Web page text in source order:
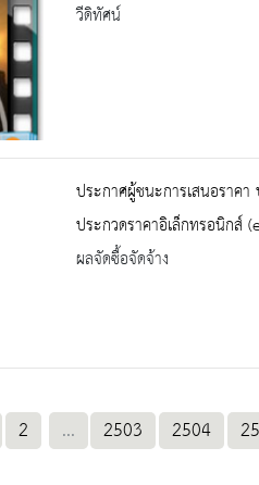
วีดิทัศน์
ประกาศผู้ชนะการเสนอราค
ประกวดราคาอิเล็กทรอนิกส์
ผลจัดซื้อจัดจ้าง
2 ... 2503 2504